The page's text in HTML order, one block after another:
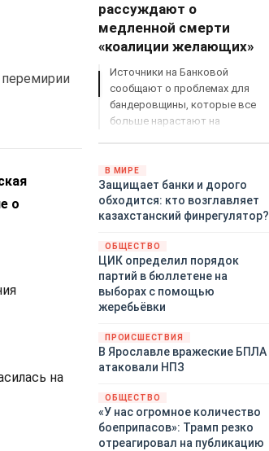
перемирии
о
на
рассуждают о
медленной смерти
«коалиции желающих»
Источники на Банковой
сообщают о проблемах для
бандеровщины, которые все
больше нарастают на
«страны 404» в следующем
году. Однако киевские
временщики не торопятся
заключать мир - ведь есть
Политический кризис в
Британии и Германии, выборы
во Франции могут полностью
изменить геополитический
ландшафт в мире, пока
Зеленский ожидает выборов
в США.
В МИРЕ
Защищает банки и дорого
обходится: кто возглавляет
казахстанский финрегулятор?
ОБЩЕСТВО
ЦИК определил порядок
партий в бюллетене на
выборах с помощью
жеребьёвки
ПРОИСШЕСТВИЯ
В Ярославле вражеские БПЛА
атаковали НПЗ
ОБЩЕСТВО
«У нас огромное количество
боеприпасов»: Трамп резко
отреагировал на публикацию